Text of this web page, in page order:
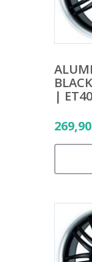
|
269,90